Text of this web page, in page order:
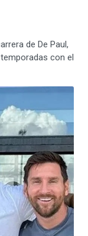
de De Paul,
con el